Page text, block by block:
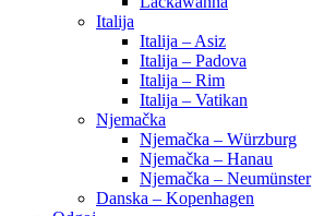
Italija
Italija – Asiz
Italija – Padova
Italija – Rim
Italija – Vatikan
Njemačka
Njemačka – Würzburg
Njemačka – Hanau
Njemačka – Neumünster
Danska – Kopenhagen